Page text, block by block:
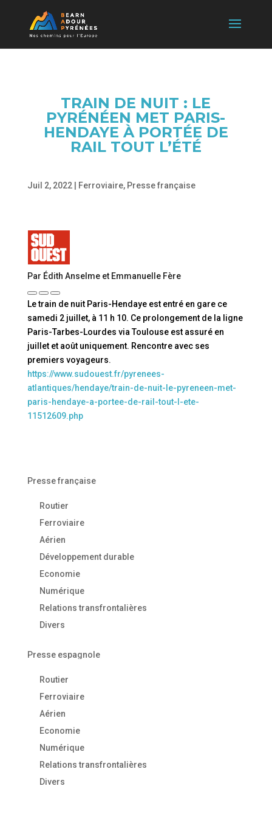
TRAIN DE NUIT : LE
PYRÉNÉEN MET PARIS-
HENDAYE À PORTÉE DE
RAIL TOUT L’ÉTÉ
Juil 2, 2022| Ferroviaire, Presse française
Par Édith Anselme et Emmanuelle Fère
Le train de nuit Paris-Hendaye est entré en gare ce
samedi 2 juillet, à 11 h 10. Ce prolongement de la ligne
Paris-Tarbes-Lourdes via Toulouse est assuré en
juillet et août uniquement. Rencontre avec ses
premiers voyageurs.
https://www.sudouest.fr/pyrenees-
atlantiques/hendaye/train-de-nuit-le-pyreneen-met-
paris-hendaye-a-portee-de-rail-tout-l-ete-
11512609.php
Presse française
Routier
Ferroviaire
Aérien
Développement durable
Economie
Numérique
Relations transfrontalières
Divers
Presse espagnole
Routier
Ferroviaire
Aérien
Economie
Numérique
Relations transfrontalières
Divers